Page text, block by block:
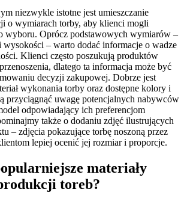
niezwykle istotne jest umieszczanie
o wymiarach torby, aby klienci mogli
wyboru. Oprócz podstawowych wymiarów –
wysokości – warto dodać informacje o wadze
Klienci często poszukują produktów
dlatego ta informacja może być
decyzji zakupowej. Dobrze jest
wykonania torby oraz dostępne kolory i
przyciągnąć uwagę potencjalnych nabywców
odpowiadający ich preferencjom
także o dodaniu zdjęć ilustrujących
– zdjęcia pokazujące torbę noszoną przez
lepiej ocenić jej rozmiar i proporcje.
materiały
toreb?